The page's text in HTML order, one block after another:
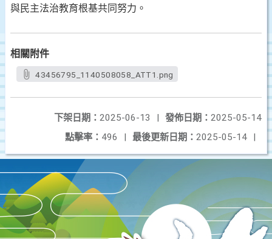
與民主法治教育根基共同努力。
相關附件
43456795_1140508058_ATT1.png
發佈日期： 2025-05-14
下架日期： 2025-06-13
|
最後更新日期： 2025-05-14 |
點擊率： 496 |